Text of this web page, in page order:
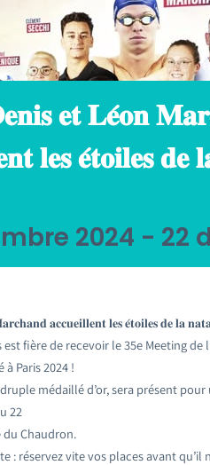
𝐞𝐭 𝐋𝐞́𝐨𝐧
𝐥𝐞𝐬 𝐞́𝐭𝐨𝐢𝐥𝐞𝐬 𝐝𝐞
2024 - 22
𝐚𝐜𝐜𝐮𝐞𝐢𝐥𝐥𝐞𝐧𝐭 𝐥𝐞𝐬 𝐞́𝐭𝐨𝐢𝐥𝐞𝐬 𝐝𝐞 𝐥𝐚
est fière de recevoir le 35e Meeting
Paris 2024 !
médaillé d’or, sera présent
22
du Chaudron.
: réservez vite vos places avant qu’il